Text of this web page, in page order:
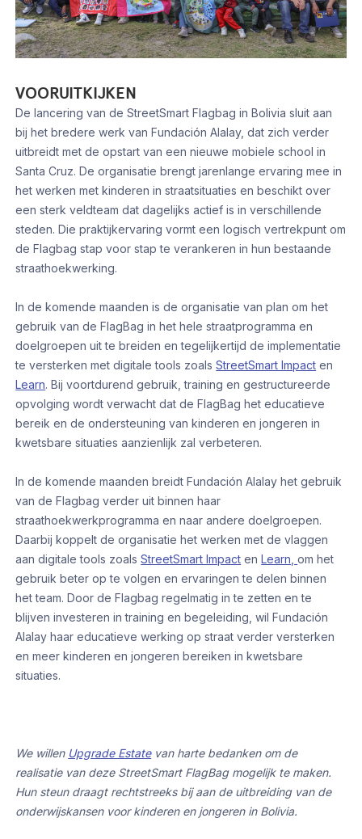
VOORUITKIJKEN
De lancering van de StreetSmart Flagbag in Bolivia sluit aan
bij het bredere werk van Fundación Alalay, dat zich verder
uitbreidt met de opstart van een nieuwe mobiele school in
Santa Cruz. De organisatie brengt jarenlange ervaring mee in
het werken met kinderen in straatsituaties en beschikt over
een sterk veldteam dat dagelijks actief is in verschillende
steden. Die praktijkervaring vormt een logisch vertrekpunt om
de Flagbag stap voor stap te verankeren in hun bestaande
straathoekwerking.
In de komende maanden is de organisatie van plan om het
gebruik van de FlagBag in het hele straatprogramma en
doelgroepen uit te breiden en tegelijkertijd de implementatie
te versterken met digitale tools zoalsStreetSmart Impact en
Learn. Bij voortdurend gebruik, training en gestructureerde
opvolging wordt verwacht dat de FlagBag het educatieve
bereik en de ondersteuning van kinderen en jongeren in
kwetsbare situaties aanzienlijk zal verbeteren.
In de komende maanden breidt Fundación Alalay het gebruik
van de Flagbag verder uit binnen haar
straathoekwerkprogramma en naar andere doelgroepen.
Daarbij koppelt de organisatie het werken met de vlaggen
aan digitale tools zoalsStreetSmart Impact enLearn,om het
gebruik beter op te volgen en ervaringen te delen binnen
het team. Door de Flagbag regelmatig in te zetten en te
blijven investeren in training en begeleiding, wil Fundación
Alalay haar educatieve werking op straat verder versterken
en meer kinderen en jongeren bereiken in kwetsbare
situaties.
We willen Upgrade Estatevan harte bedanken om de
realisatie van deze StreetSmart FlagBag mogelijk te maken.
Hun steun draagt rechtstreeks bij aan de uitbreiding van de
onderwijskansen voor kinderen en jongeren in Bolivia.